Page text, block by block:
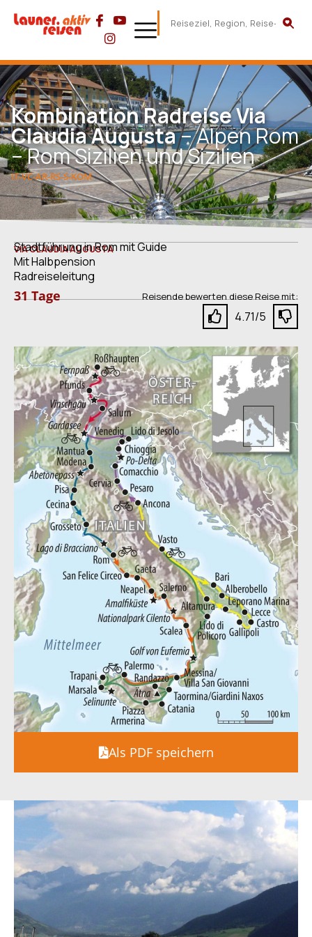
Kombination Radreise Via
Claudia Augusta– Alpen Rom
– Rom Sizilien und Sizilien
IT-VC-AR-RS-S-KOM
VIA CLAUDIA AUGUSTA
Stadtführung in Rom mit Guide
Mit Halbpension
Radreiseleitung
31 Tage Reisende bewerten diese Reise mit:
4.71/5
Als PDF speichern